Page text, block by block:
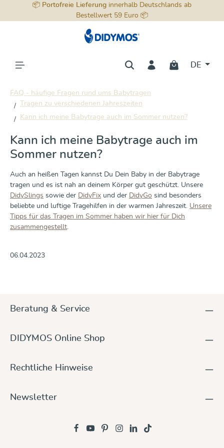
springen
📦 Portofreie Lieferung innerhalb Deutschlands ab
Bestellwert 59 Euro 📦
DE
FAQ - häufige Fragen rund ums Babytragen
Tragen zu verschiedenen Jahreszeiten
Kann ich meine Babytrage auch im Sommer nutzen?
Kann ich meine Babytrage auch im
Sommer nutzen?
Auch an heißen Tagen kannst Du Dein Baby in der Babytrage
tragen und es ist nah an deinem Körper gut geschützt. Unsere
DidySlings sowie der DidyFix und der DidyGo sind besonders
beliebte und luftige Tragehilfen in der warmen Jahreszeit. Unsere
Tipps für das Tragen im Sommer haben wir hier für Dich
zusammengestellt.
06.04.2023
Beratung & Service
DIDYMOS Online Shop
Rechtliche Hinweise
Newsletter